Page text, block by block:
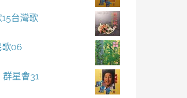
台灣歌
歌06
群星會31